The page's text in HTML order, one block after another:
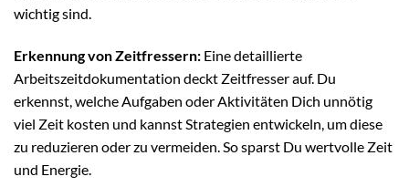
wichtig sind.
Erkennung von Zeitfressern: Eine detaillierte
Arbeitszeitdokumentation deckt Zeitfresser auf. Du
erkennst, welche Aufgaben oder Aktivitäten Dich unnötig
viel Zeit kosten und kannst Strategien entwickeln, um diese
zu reduzieren oder zu vermeiden. So sparst Du wertvolle Zeit
und Energie.